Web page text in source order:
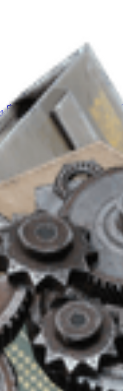
Karten-Events Gegenstände
in 4 schwächere Projektile aufteilen.